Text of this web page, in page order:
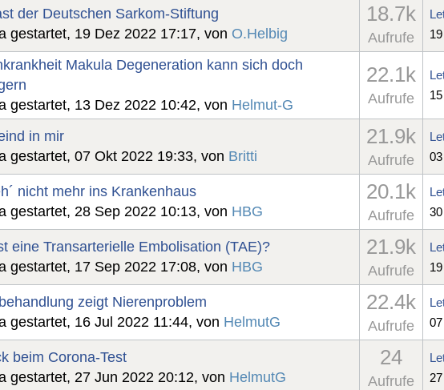
der Deutschen Sarkom-Stiftung
gestartet, 19 Dez 2022 17:17, von O.Helbig
18.7k
Aufrufe
Makula Degeneration kann sich doch
gestartet, 13 Dez 2022 10:42, von Helmut-G
22.1k
Aufrufe
in mir
gestartet, 07 Okt 2022 19:33, von Britti
21.9k
Aufrufe
nicht mehr ins Krankenhaus
gestartet, 28 Sep 2022 10:13, von HBG
20.1k
Aufrufe
eine Transarterielle Embolisation (TAE)?
gestartet, 17 Sep 2022 17:08, von HBG
21.9k
Aufrufe
zeigt Nierenproblem
gestartet, 16 Jul 2022 11:44, von HelmutG
22.4k
Aufrufe
beim Corona-Test
gestartet, 27 Jun 2022 20:12, von HelmutG
24
Aufrufe